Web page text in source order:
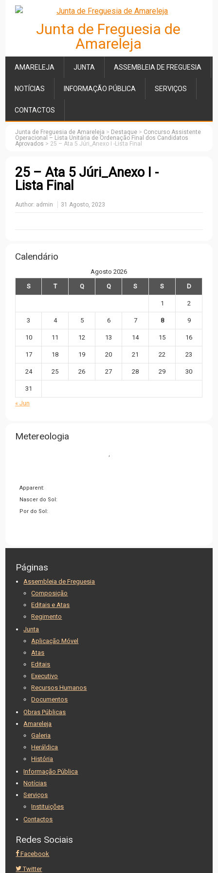
Junta de Freguesia de
Amareleja
AMARELEJA JUNTA ASSEMBLEIA DE FREGUESIA
NOTÍCIAS INFORMAÇÃO PÚBLICA SERVIÇOS
CONTACTOS
Junta de Freguesia de Amareleja > Destaque > Concurso Assistente
Operacional – Lista Unitária de Ordenação Final dos Candidatos
Aprovados > 25 – Ata 5 Júri_Anexo I -Lista Final
25 – Ata 5 Júri_Anexo I -
Lista Final
Author: admin 31 Agosto, 2023
Calendário
Agosto 2026
S
T Q Q S S D
1 2
3 4 5 6 7 8 9
10 11 12 13 14 15 16
17 18 19 20 21 22 23
24 25 26 27 28 29 30
31
« Jun
Metereologia
,
Apparent:
Nascer do Sol:
Por do Sol:
Páginas
Assembleia de Freguesia
Composição
Editais e Atas
Regimento
Junta
Aplicação Móvel
Atas
Editais
Executivo
Recursos Humanos
Documentos
Obras Públicas
Amareleja
Galeria
Heráldica
História
Informação Pública
Notícias
Serviços
Instituições
Contactos
Redes Sociais
Facebook
Twitter